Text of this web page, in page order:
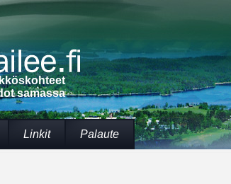
samassa
Linkit Palaute